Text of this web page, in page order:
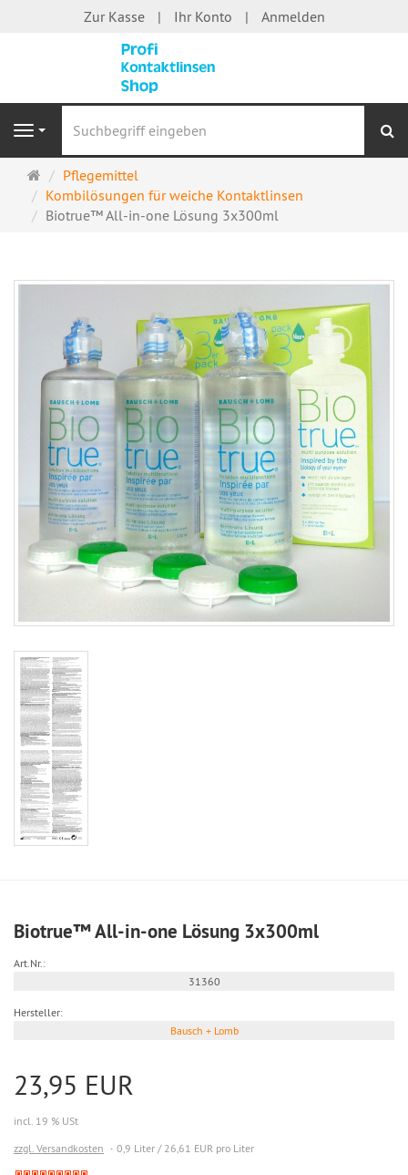
Zur Kasse Ihr Konto Anmelden
Navigation
Startseite
Pflegemittel
Kombilösungen für weiche Kontaktlinsen
Biotrue™ All-in-one Lösung 3x300ml
Biotrue™ All-in-one Lösung 3x300ml
Art.Nr.:
31360
Hersteller:
Bausch + Lomb
23,95 EUR
incl. 19 % USt
zzgl. Versandkosten
0,9 Liter / 26,61 EUR pro Liter